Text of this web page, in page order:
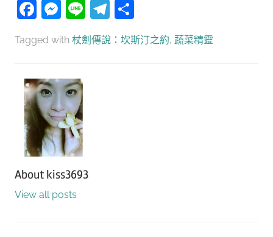
Facebook
Messenger
LineTelegram
Tagged with 杖劍傳說：坎斯汀之約, 蔬菜精靈
About kiss3693
View all posts